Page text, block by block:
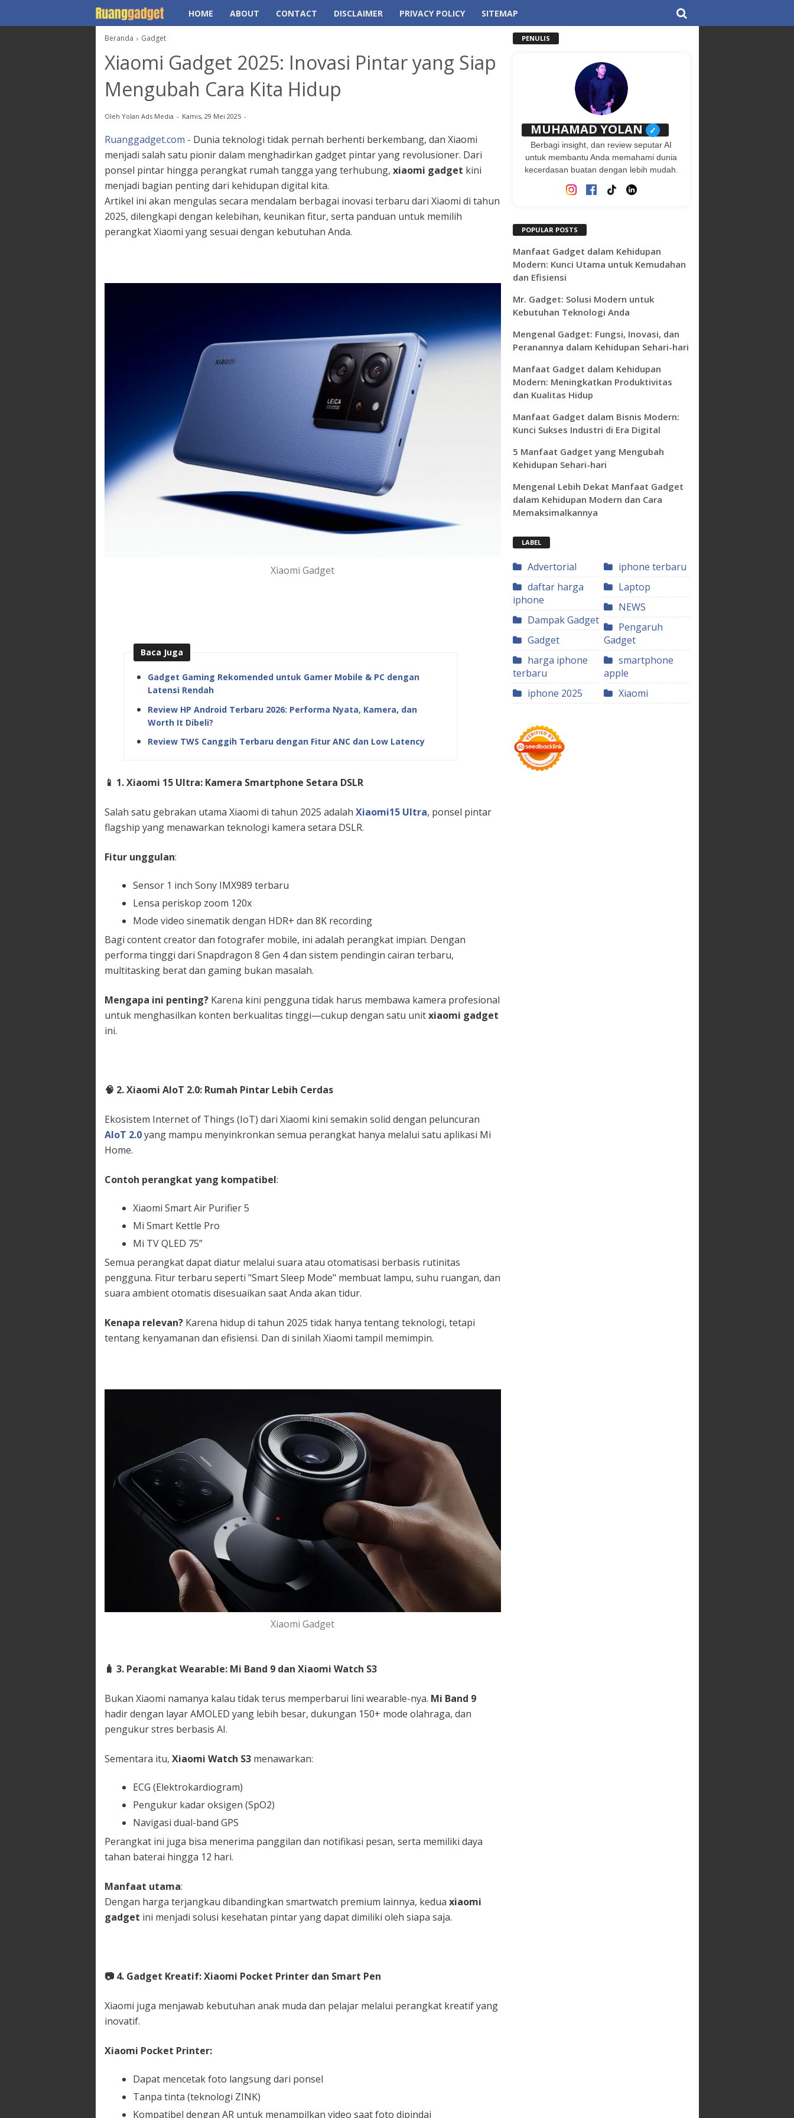
HOME ABOUT CONTACT DISCLAIMER PRIVACY POLICY SITEMAP
Beranda Gadget
Xiaomi Gadget 2025: Inovasi Pintar yang Siap
Mengubah Cara Kita Hidup
Oleh Yolan Ads Media Kamis, 29 Mei 2025
Ruanggadget.com - Dunia teknologi tidak pernah berhenti berkembang, dan Xiaomi
menjadi salah satu pionir dalam menghadirkan gadget pintar yang revolusioner. Dari
ponsel pintar hingga perangkat rumah tangga yang terhubung, xiaomi gadget kini
menjadi bagian penting dari kehidupan digital kita.
Artikel ini akan mengulas secara mendalam berbagai inovasi terbaru dari Xiaomi di tahun
2025, dilengkapi dengan kelebihan, keunikan fitur, serta panduan untuk memilih
perangkat Xiaomi yang sesuai dengan kebutuhan Anda.
Xiaomi Gadget
Baca Juga
Gadget Gaming Rekomended untuk Gamer Mobile & PC dengan
Latensi Rendah
Review HP Android Terbaru 2026: Performa Nyata, Kamera, dan
Worth It Dibeli?
Review TWS Canggih Terbaru dengan Fitur ANC dan Low Latency
📱 1. Xiaomi 15 Ultra: Kamera Smartphone Setara DSLR
Salah satu gebrakan utama Xiaomi di tahun 2025 adalah Xiaomi15 Ultra, ponsel pintar
flagship yang menawarkan teknologi kamera setara DSLR.
Fitur unggulan:
Sensor 1 inch Sony IMX989 terbaru
Lensa periskop zoom 120x
Mode video sinematik dengan HDR+ dan 8K recording
Bagi content creator dan fotografer mobile, ini adalah perangkat impian. Dengan
performa tinggi dari Snapdragon 8 Gen 4 dan sistem pendingin cairan terbaru,
multitasking berat dan gaming bukan masalah.
Mengapa ini penting?Karena kini pengguna tidak harus membawa kamera profesional
untuk menghasilkan konten berkualitas tinggi—cukup dengan satu unitxiaomi gadget
ini.
🧠 2. Xiaomi AIoT 2.0: Rumah Pintar Lebih Cerdas
Ekosistem Internet of Things (IoT) dari Xiaomi kini semakin solid dengan peluncuran
AIoT 2.0yang mampu menyinkronkan semua perangkat hanya melalui satu aplikasi Mi
Home.
Contoh perangkat yang kompatibel:
Xiaomi Smart Air Purifier 5
Mi Smart Kettle Pro
Mi TV QLED 75”
Semua perangkat dapat diatur melalui suara atau otomatisasi berbasis rutinitas
pengguna. Fitur terbaru seperti "Smart Sleep Mode" membuat lampu, suhu ruangan, dan
suara ambient otomatis disesuaikan saat Anda akan tidur.
Kenapa relevan?Karena hidup di tahun 2025 tidak hanya tentang teknologi, tetapi
tentang kenyamanan dan efisiensi. Dan di sinilah Xiaomi tampil memimpin.
Xiaomi Gadget
🧳 3. Perangkat Wearable: Mi Band 9 dan Xiaomi Watch S3
Bukan Xiaomi namanya kalau tidak terus memperbarui lini wearable-nya. Mi Band 9
hadir dengan layar AMOLED yang lebih besar, dukungan 150+ mode olahraga, dan
pengukur stres berbasis AI.
Sementara itu, Xiaomi Watch S3menawarkan:
ECG (Elektrokardiogram)
Pengukur kadar oksigen (SpO2)
Navigasi dual-band GPS
Perangkat ini juga bisa menerima panggilan dan notifikasi pesan, serta memiliki daya
tahan baterai hingga 12 hari.
Manfaat utama:
Dengan harga terjangkau dibandingkan smartwatch premium lainnya, kedua xiaomi
gadget ini menjadi solusi kesehatan pintar yang dapat dimiliki oleh siapa saja.
📷4. Gadget Kreatif: Xiaomi Pocket Printer dan Smart Pen
Xiaomi juga menjawab kebutuhan anak muda dan pelajar melalui perangkat kreatif yang
inovatif.
Xiaomi Pocket Printer:
Dapat mencetak foto langsung dari ponsel
Tanpa tinta (teknologi ZINK)
Kompatibel dengan AR untuk menampilkan video saat foto dipindai
PENULIS
MUHAMAD YOLAN ✓
Berbagi insight, dan review seputar AI
untuk membantu Anda memahami dunia
kecerdasan buatan dengan lebih mudah.
POPULAR POSTS
Manfaat Gadget dalam Kehidupan
Modern: Kunci Utama untuk Kemudahan
dan Efisiensi
Mr. Gadget: Solusi Modern untuk
Kebutuhan Teknologi Anda
Mengenal Gadget: Fungsi, Inovasi, dan
Peranannya dalam Kehidupan Sehari-hari
Manfaat Gadget dalam Kehidupan
Modern: Meningkatkan Produktivitas
dan Kualitas Hidup
Manfaat Gadget dalam Bisnis Modern:
Kunci Sukses Industri di Era Digital
5 Manfaat Gadget yang Mengubah
Kehidupan Sehari-hari
Mengenal Lebih Dekat Manfaat Gadget
dalam Kehidupan Modern dan Cara
Memaksimalkannya
LABEL
Advertorial
daftar harga
iphone
Dampak Gadget
Gadget
harga iphone
terbaru
iphone 2025
iphone terbaru
Laptop
NEWS
Pengaruh
Gadget
smartphone
apple
Xiaomi